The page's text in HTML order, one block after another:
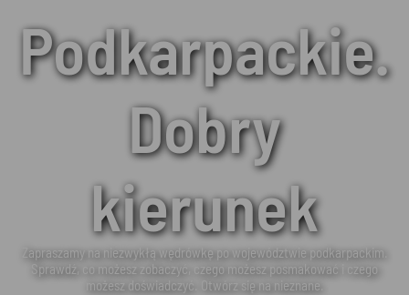
Podkarpackie.
Dobry
kierunek
Zapraszamy na niezwykłą wędrówkę po województwie podkarpackim.
Sprawdź, co możesz zobaczyć, czego możesz posmakować i czego
możesz doświadczyć. Otwórz się na nieznane.